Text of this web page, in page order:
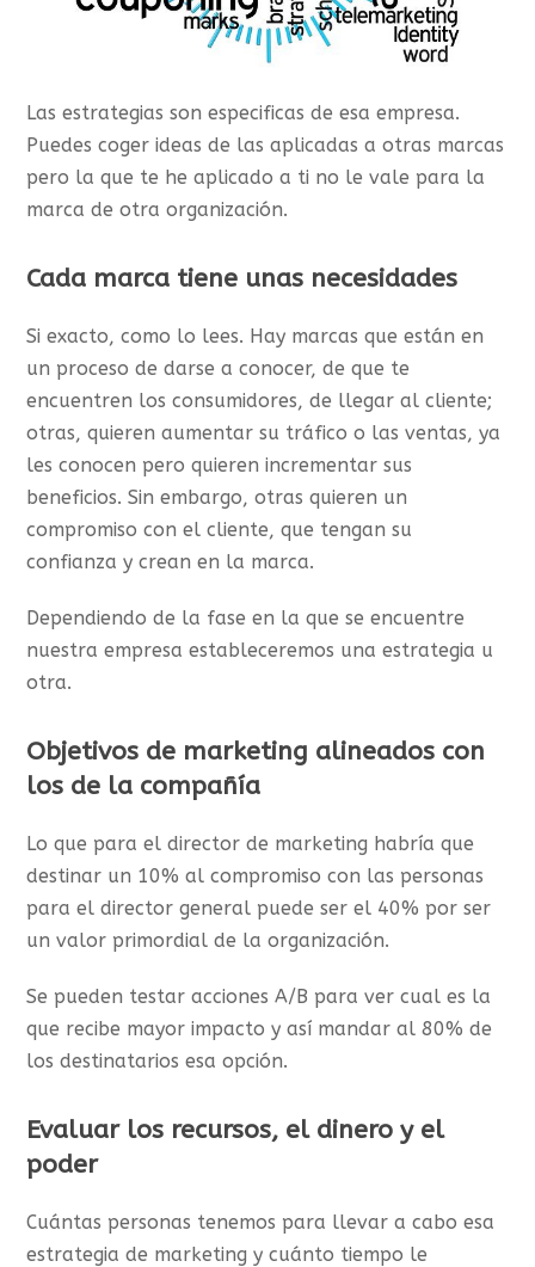
Las estrategias son especificas de esa empresa.
Puedes coger ideas de las aplicadas a otras marcas
pero la que te he aplicado a ti no le vale para la
marca de otra organización.
Cada marca tiene unas necesidades
Si exacto, como lo lees. Hay marcas que están en
un proceso de darse a conocer, de que te
encuentren los consumidores, de llegar al cliente;
otras, quieren aumentar su tráfico o las ventas, ya
les conocen pero quieren incrementar sus
beneficios. Sin embargo, otras quieren un
compromiso con el cliente, que tengan su
confianza y crean en la marca.
Dependiendo de la fase en la que se encuentre
nuestra empresa estableceremos una estrategia u
otra.
Objetivos de marketing alineados con
los de la compañía
Lo que para el director de marketing habría que
destinar un 10% al compromiso con las personas
para el director general puede ser el 40% por ser
un valor primordial de la organización.
Se pueden testar acciones A/B para ver cual es la
que recibe mayor impacto y así mandar al 80% de
los destinatarios esa opción.
Evaluar los recursos, el dinero y el
poder
Cuántas personas tenemos para llevar a cabo esa
estrategia de marketing y cuánto tiempo le